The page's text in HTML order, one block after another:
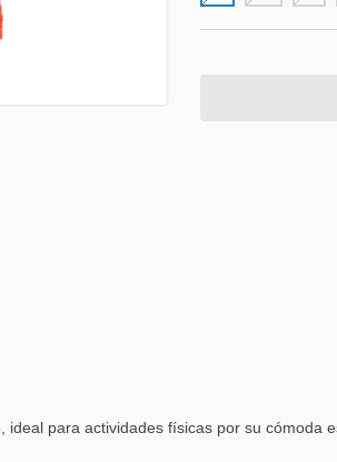
para actividades físicas por su cómoda